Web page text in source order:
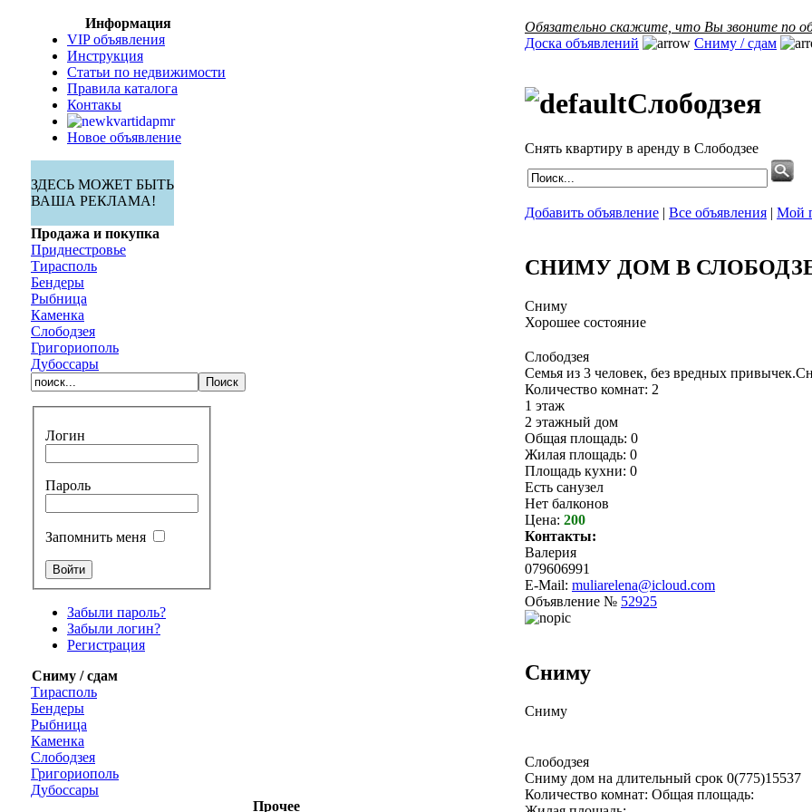
Информация
VIP объявления
Инструкция
Статьи по недвижимости
Правила каталога
Контакы
Новое объявление
ЗДЕСЬ МОЖЕТ БЫТЬ
ВАША РЕКЛАМА!
Продажа и покупка
Приднестровье
Тирасполь
Бендеры
Рыбница
Каменка
Слободзея
Григориополь
Дубоссары
Логин
Пароль
Запомнить меня
Забыли пароль?
Забыли логин?
Регистрация
Сниму / сдам
Тирасполь
Бендеры
Рыбница
Каменка
Слободзея
Григориополь
Дубоссары
Прочее
Обязательно скажите, что Вы звоните по
Доска объявлений
Сниму / сдам
Слободзея
Снять квартиру в аренду в Слободзее
Добавить объявление | Все объявления | Мой
СНИМУ ДОМ В
Сниму
Хорошее состояние
Слободзея
Семья из 3 человек, без вредных
Количество комнат: 2
1 этаж
2 этажный дом
Общая площадь: 0
Жилая площадь: 0
Площадь кухни: 0
Есть санузел
Нет балконов
Цена: 200
Контакты:
Валерия
079606991
E-Mail: muliarelena@icloud.com
Объявление № 52925
Сниму
Сниму
Слободзея
Сниму дом на длительный срок 0(775)15537
Количество комнат: Общая площадь: